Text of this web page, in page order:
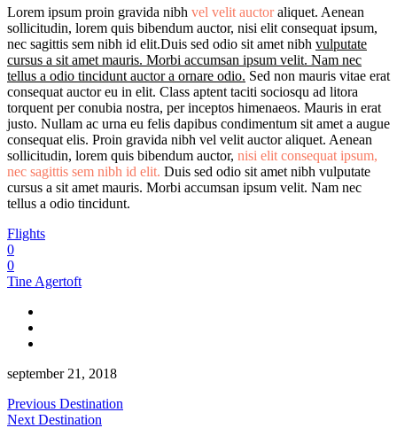
Lorem ipsum proin gravida nibh vel velit auctoraliquet. Aenean
sollicitudin, lorem quis bibendum auctor, nisi elit consequat ipsum,
nec sagittis sem nibh id elit.Duis sed odio sit amet nibh vulputate
cursus a sit amet mauris. Morbi accumsan ipsum velit. Nam nec
tellus a odio tincidunt auctor a ornare odio. Sed non mauris vitae erat
consequat auctor eu in elit. Class aptent taciti sociosqu ad litora
torquent per conubia nostra, per inceptos himenaeos. Mauris in erat
justo. Nullam ac urna eu felis dapibus condimentum sit amet a augue
consequat elis. Proin gravida nibh vel velit auctor aliquet. Aenean
sollicitudin, lorem quis bibendum auctor, nisi elit consequat ipsum,
nec sagittis sem nibh id elit. Duis sed odio sit amet nibh vulputate
cursus a sit amet mauris. Morbi accumsan ipsum velit. Nam nec
tellus a odio tincidunt.
Flights
0
0
Tine Agertoft
september 21, 2018
Previous Destination
Next Destination